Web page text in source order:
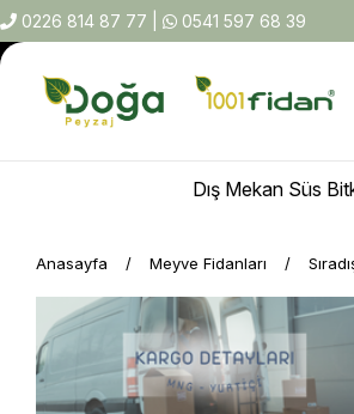
0226 814 87 77 0541 597 68 39
Dış Mekan Süs
Anasayfa Meyve Fidanları